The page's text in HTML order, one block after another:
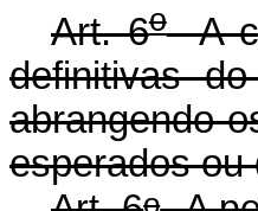
Art. 6oA
definitivas
abrangendo
esperados ou
o